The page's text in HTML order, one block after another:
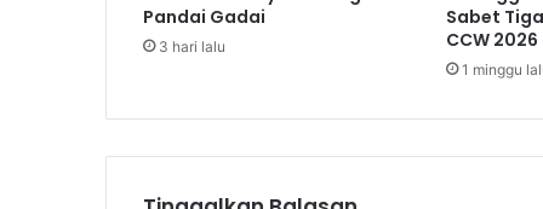
a
n
a
v
Pandai Gadai
3 hari lalu
Sabet
CCW 2026
1 minggu